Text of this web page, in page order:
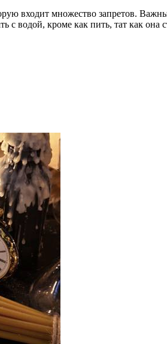
входит множество запретов.
с водой, кроме как пить, тат как она